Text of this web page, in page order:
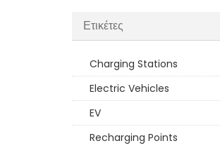
Ετικέτες
Charging Stations
Electric Vehicles
EV
Recharging Points